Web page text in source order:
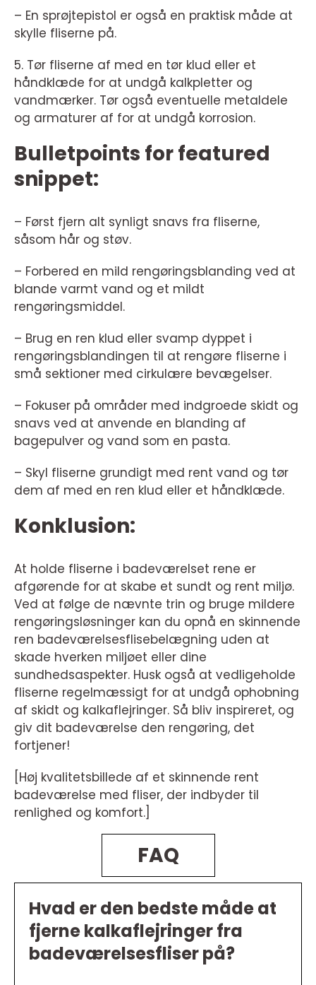
– En sprøjtepistol er også en praktisk måde at
skylle fliserne på.
5. Tør fliserne af med en tør klud eller et
håndklæde for at undgå kalkpletter og
vandmærker. Tør også eventuelle metaldele
og armaturer af for at undgå korrosion.
Bulletpoints for featured
snippet:
– Først fjern alt synligt snavs fra fliserne,
såsom hår og støv.
– Forbered en mild rengøringsblanding ved at
blande varmt vand og et mildt
rengøringsmiddel.
– Brug en ren klud eller svamp dyppet i
rengøringsblandingen til at rengøre fliserne i
små sektioner med cirkulære bevægelser.
– Fokuser på områder med indgroede skidt og
snavs ved at anvende en blanding af
bagepulver og vand som en pasta.
– Skyl fliserne grundigt med rent vand og tør
dem af med en ren klud eller et håndklæde.
Konklusion:
At holde fliserne i badeværelset rene er
afgørende for at skabe et sundt og rent miljø.
Ved at følge de nævnte trin og bruge mildere
rengøringsløsninger kan du opnå en skinnende
ren badeværelsesflisebelægning uden at
skade hverken miljøet eller dine
sundhedsaspekter. Husk også at vedligeholde
fliserne regelmæssigt for at undgå ophobning
af skidt og kalkaflejringer. Så bliv inspireret, og
giv dit badeværelse den rengøring, det
fortjener!
[Høj kvalitetsbillede af et skinnende rent
badeværelse med fliser, der indbyder til
renlighed og komfort.]
FAQ
Hvad er den bedste måde at
fjerne kalkaflejringer fra
badeværelsesfliser på?